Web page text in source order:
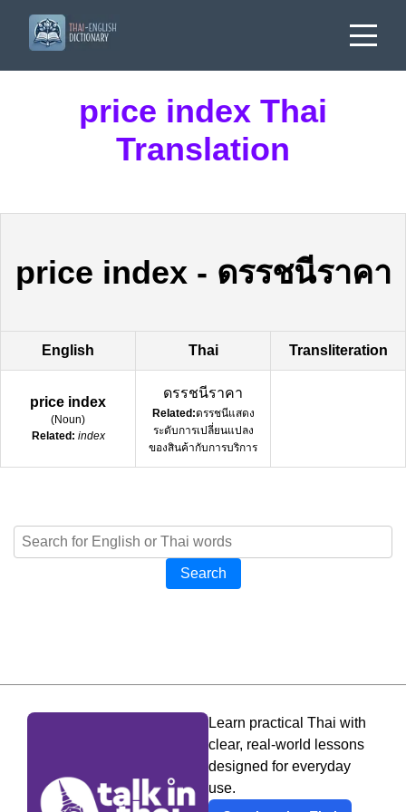
price index Thai
Translation
price index - ดรรชนีราคา
English Thai Transliteration
price index
(Noun)
Related: index
ดรรชนีราคา
Related:ดรรชนีแสดง
ระดับการเปลี่ยนแปลง
ของสินค้ากับการบริการ
Search
Learn practical Thai with
clear, real-world lessons
designed for everyday
use.